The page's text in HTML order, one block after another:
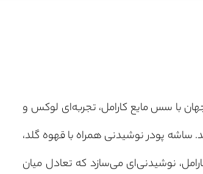
با سس مایع کارامل، تجربه‌ای لوکس و
پودر نوشیدنی همراه با قهوه گلد،
نوشیدنی‌ای می‌سازد که تعادل میان